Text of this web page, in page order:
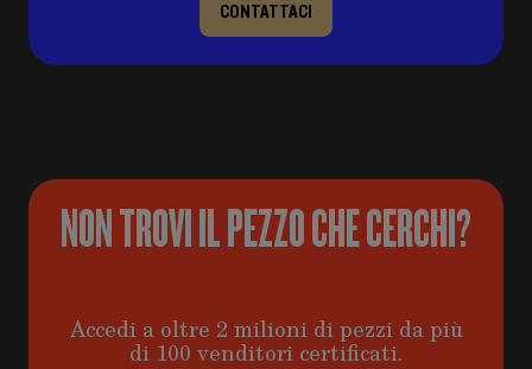
CONTATTACI
NON TROVI IL PEZZO CHE CERCHI?
Accedi a oltre 2 milioni di pezzi da più
di 100 venditori certificati.